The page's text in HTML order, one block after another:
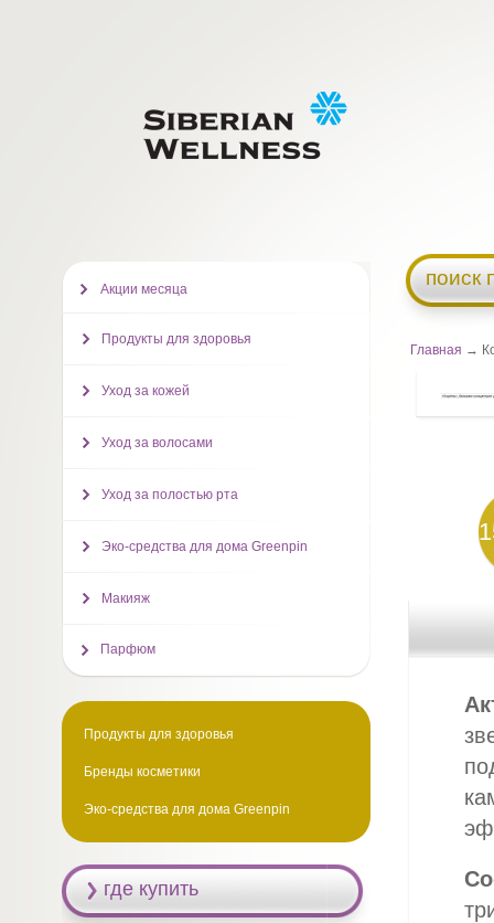
поиск
Главная →
Акции месяца
Продукты для здоровья
Уход за кожей
Уход за волосами
Уход за полостью рта
Эко-средства для дома Greenpin
Макияж
Парфюм
Продукты для здоровья
Бренды косметики
Эко-средства для дома Greenpin
где купить